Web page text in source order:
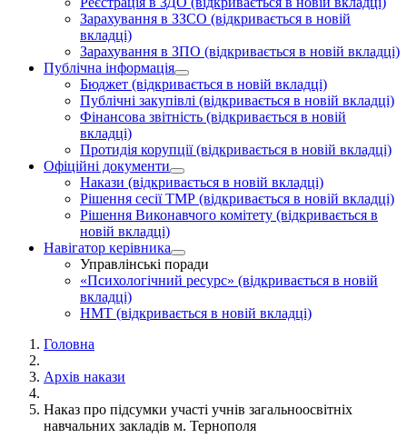
Зарахування в ЗЗСО (відкривається в новій
вкладці)
Зарахування в ЗПО (відкривається в новій вкладці)
Публічна інформація
Бюджет (відкривається в новій вкладці)
Публічні закупівлі (відкривається в новій вкладці)
Фінансова звітність (відкривається в новій
вкладці)
Протидія корупції (відкривається в новій вкладці)
Офіційні документи
Накази (відкривається в новій вкладці)
Рішення сесії ТМР (відкривається в новій вкладці)
Рішення Виконавчого комітету (відкривається в
новій вкладці)
Навігатор керівника
Управлінські поради
«Психологічний ресурс» (відкривається в новій
вкладці)
НМТ (відкривається в новій вкладці)
Головна
Архів накази
Наказ про підсумки участі учнів загальноосвітніх
навчальних закладів м. Тернополя